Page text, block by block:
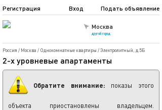
Москва
другой город
Подать объявление
Регистрация Вход
Россия / Москва / Однокомнатные квартиры /Электролитный, д.5Б
2-х уровневые апартаменты
Обратите внимание: показы этого
объекта приостановлены владельцем.